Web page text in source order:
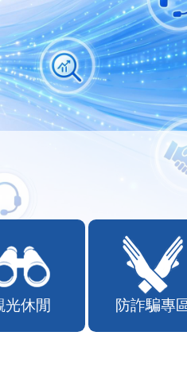
光休閒 防詐騙專